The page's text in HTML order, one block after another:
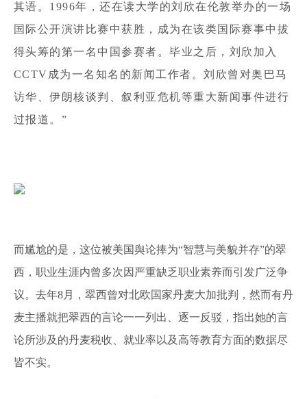
其语。1996年，还在读大学的刘欣在伦敦举办的一场
国际公开演讲比赛中获胜，成为在该类国际赛事中拔
得头筹的第一名中国参赛者。毕业之后，刘欣加入
CCTV成为一名知名的新闻工作者。刘欣曾对奥巴马
访华、伊朗核谈判、叙利亚危机等重大新闻事件进行
过报道。”
而尴尬的是，这位被美国舆论捧为“智慧与美貌并存”的翠
西，职业生涯内曾多次因严重缺乏职业素养而引发广泛争
议。去年8月，翠西曾对北欧国家丹麦大加批判，然而有丹
麦主播就把翠西的言论一一列出、逐一反驳，指出她的言
论所涉及的丹麦税收、就业率以及高等教育方面的数据尽
皆不实。